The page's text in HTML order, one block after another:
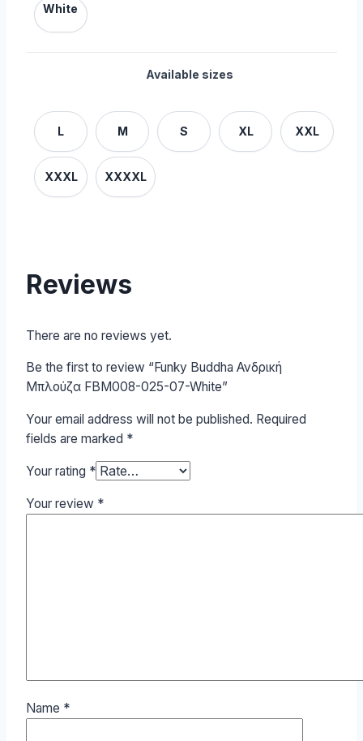
White
Available sizes
L M S XL XXL
XXXL XXXXL
Reviews
There are no reviews yet.
Be the first to review “Funky Buddha Ανδρική
Μπλούζα FBM008-025-07-White”
Your email address will not be published. Required
fields are marked *
Your rating *
Your review *
Name *